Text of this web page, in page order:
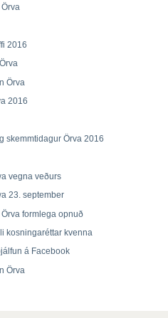
Örva
2016
Örva
2016
skemmtidagur Örva 2016
vegna veðurs
23. september
formlega opnuð
kosningaréttar kvenna
á Facebook
Örva